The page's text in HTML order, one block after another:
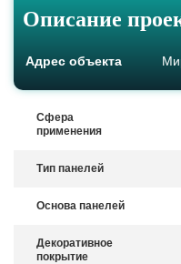
Описание
Адрес объекта
Сфера
применения
Тип панелей
Основа панелей
Декоративное
покрытие